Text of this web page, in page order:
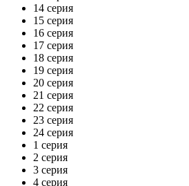
14 серия
15 серия
16 серия
17 серия
18 серия
19 серия
20 серия
21 серия
22 серия
23 серия
24 серия
1 серия
2 серия
3 серия
4 серия